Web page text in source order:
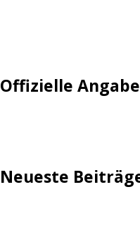
Offizielle
Neueste